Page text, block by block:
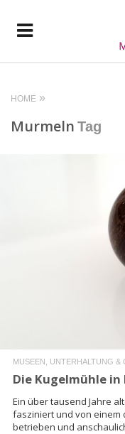
HOME
Murmeln Tag
MUSEEN, UNTERHALTUNG &
Die Kugelmühle
Ein über tausend Jahre
fasziniert und von einem
betrieben und